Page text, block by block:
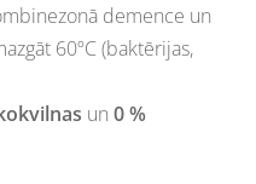
demence un
60ºC (baktērijas,
un 0 %